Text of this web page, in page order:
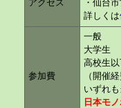
アクセス
・仙台
詳しくは
参加費
一般
大学生
高校生
（開催
いずれ
日本モ